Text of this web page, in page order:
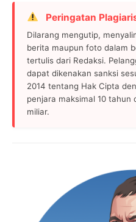
Peringatan
Dilarang mengutip,
berita maupun foto dalam
tertulis dari Redaksi.
dapat dikenakan sanksi
2014 tentang Hak Cipta
penjara maksimal 10
miliar.